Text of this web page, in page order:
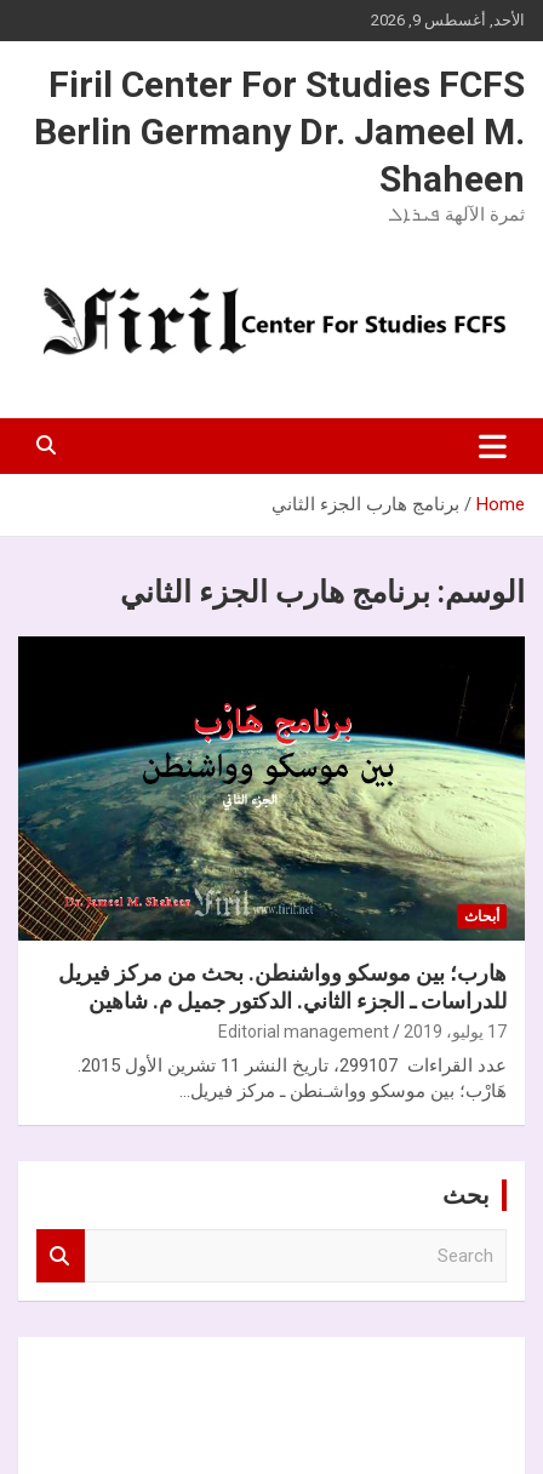
Skip
to
الأحد, أغسطس 9, 2026
Firil Center For Studies FCFS
Berlin Germany Dr. Jameel M.
Shaheen
ثمرة الآلهة ܦܝܪܐܠ
Home برنامج هارب الجزء الثاني
الوسم: برنامج هارب الجزء الثاني
أبحاث
هارب؛ بين موسكو وواشنطن. بحث من مركز فيريل
للدراسات ـ الجزء الثاني. الدكتور جميل م. شاهين
17 يوليو، 2019 Editorial management
عدد القراءات 299107، تاريخ النشر 11 تشرين الأول 2015.
هَارْب؛ بين موسكو وواشـنطن ـ مركز فيريل…
بحث